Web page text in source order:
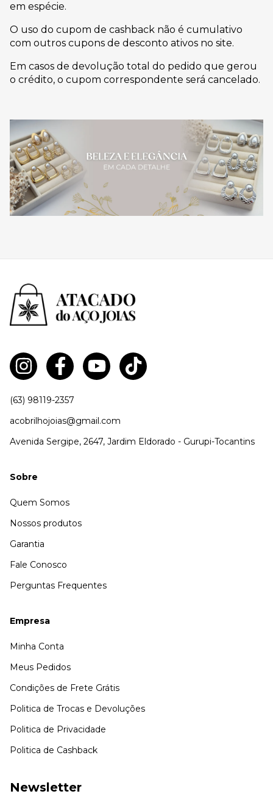
em espécie.
O uso do cupom de cashback não é cumulativo
com outros cupons de desconto ativos no site.
Em casos de devolução total do pedido que gerou
o crédito, o cupom correspondente será cancelado.
(63) 98119-2357
acobrilhojoias@gmail.com
Avenida Sergipe, 2647, Jardim Eldorado - Gurupi-Tocantins
Sobre
Quem Somos
Nossos produtos
Garantia
Fale Conosco
Perguntas Frequentes
Empresa
Minha Conta
Meus Pedidos
Condições de Frete Grátis
Politica de Trocas e Devoluções
Politica de Privacidade
Politica de Cashback
Newsletter